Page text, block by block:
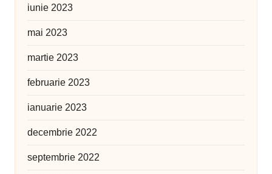
iunie 2023
mai 2023
martie 2023
februarie 2023
ianuarie 2023
decembrie 2022
septembrie 2022